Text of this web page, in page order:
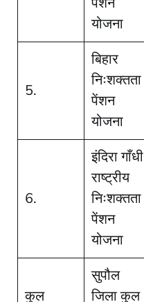
योजना
5.
बिहार
निःशक्तता
पेंशन
योजना
6.
इंदिरा गाँधी
राष्ट्रीय
निःशक्तता
पेंशन
योजना
कुल
सुपौल
जिला कुल